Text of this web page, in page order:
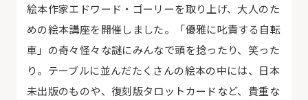
絵本作家エドワード・ゴーリーを取り上げ、大人のた
めの絵本講座を開催しました。「優雅に叱責する自転
車」の奇々怪々な謎にみんなで頭を捻ったり、笑った
り。テーブルに並んだたくさんの絵本の中には、日本
未出版のものや、復刻版タロットカードなど、貴重な